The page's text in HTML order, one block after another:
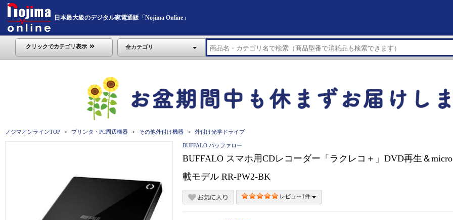
日本最大級のデジタル家電通販「Nojima Online」
クリックでカテゴリ表示 全カテゴリ
ノジマオンラインTOP プリンタ・PC周辺機器 その他外付け機器 外付け光学ドライブ
BUFFALO バッファロー
BUFFALO スマホ用CDレコーダー「ラクレコ＋」DVD再生＆
載モデル RR-PW2-BK
レビュー1件